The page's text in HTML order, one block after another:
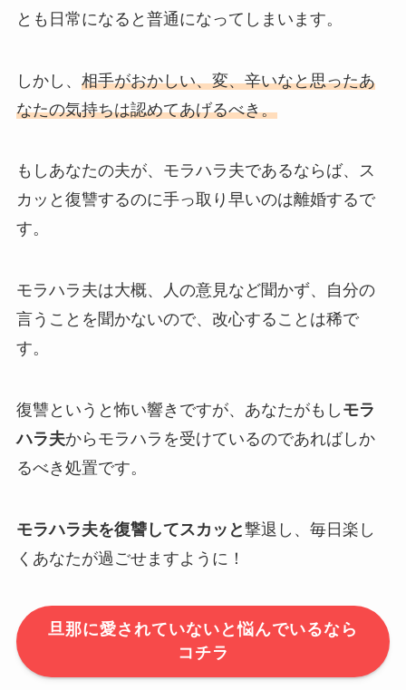
とも日常になると普通になってしまいます。
しかし、 相手がおかしい、変、辛いなと思ったあ
なたの気持ちは認めてあげるべき。
もしあなたの夫が、モラハラ夫であるならば、ス
カッと復讐するのに手っ取り早いのは離婚するで
す。
モラハラ夫は大概、人の意見など聞かず、自分の
言うことを聞かないので、改心することは稀で
す。
復讐というと怖い響きですが、あなたがもし モラ
ハラ夫からモラハラを受けているのであればしか
るべき処置です。
モラハラ夫を復讐してスカッと撃退し、毎日楽し
くあなたが過ごせますように！
旦那に愛されていないと悩んでいるなら
コチラ